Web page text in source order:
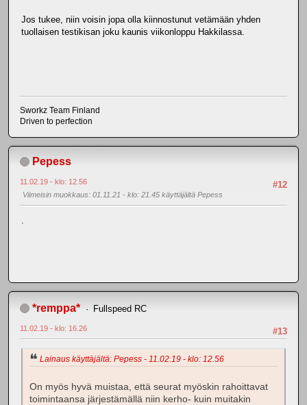
Jos tukee, niin voisin jopa olla kiinnostunut vetämään yhden
tuollaisen testikisan joku kaunis viikonloppu Hakkilassa.
Sworkz Team Finland
Driven to perfection
Pepess
#12
11.02.19 - klo: 12.56
Viimeisin muokkaus: 01.11.21 - klo: 21.45 käyttäjältä Pepess
.
*remppa* Fullspeed RC
#13
11.02.19 - klo: 16.26
Lainaus käyttäjältä: Pepess - 11.02.19 - klo: 12.56
On myös hyvä muistaa, että seurat myöskin rahoittavat
toimintaansa järjestämällä niin kerho- kuin muitakin